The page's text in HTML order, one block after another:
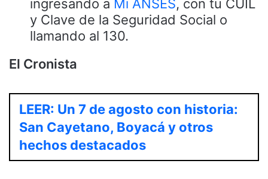
ingresando a Mi ANSES, con tu CUIL
y Clave de la Seguridad Social o
llamando al 130.
El Cronista
LEER: Un 7 de agosto con historia:
San Cayetano, Boyacá y otros
hechos destacados